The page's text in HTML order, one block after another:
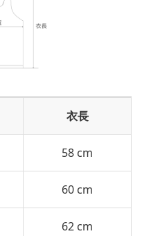
衣長
58 cm
60 cm
62 cm